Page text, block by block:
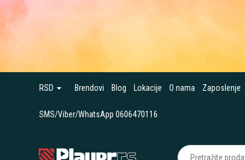
RSD Brendovi Blog Lokacije O nama Zaposlenje
SMS/Viber/WhatsApp 0606470116